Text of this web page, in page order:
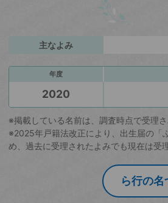
主なよみ
年度
2020
※掲載している名前は、調査時点で受理
※2025年戸籍法改正により、出生届の「
め、過去に受理されたよみでも現在は受
ら行の